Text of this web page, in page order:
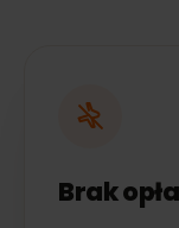
Brak